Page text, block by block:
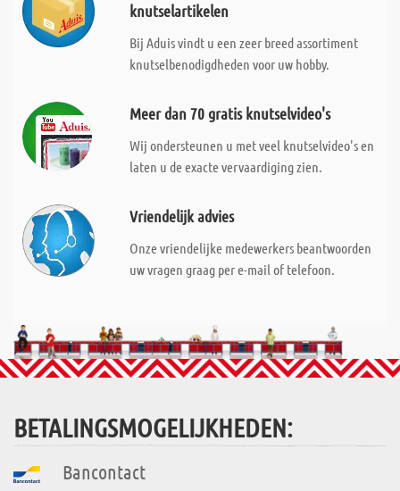
knutselartikelen
Bij Aduis vindt u een zeer breed assortiment
knutselbenodigdheden voor uw hobby.
Meer dan 70 gratis knutselvideo's
Wij ondersteunen u met veel knutselvideo's en
laten u de exacte vervaardiging zien.
Vriendelijk advies
Onze vriendelijke medewerkers beantwoorden
uw vragen graag per e-mail of telefoon.
BETALINGSMOGELIJKHEDEN:
Bancontact